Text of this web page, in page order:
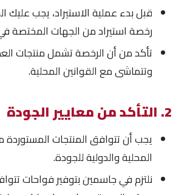
قبل بدء عملية الاستيراد، يجب
رخصة استيراد من الجهات المختصة
تأكد من أن الرخصة تشمل منتجات
وتتماشى مع القوانين المحلية.
2. التأكد من معايير الجودة
يجب أن تتوافق المنتجات المستوردة
المحلية والدولية للجودة.
نلتزم في جاسمين بتوفير فواحات